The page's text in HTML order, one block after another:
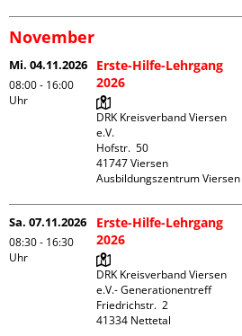
November
Mi. 04.11.2026
08:00 - 16:00
Uhr
Erste-Hilfe-Lehrgang
2026
DRK Kreisverband Viersen
e.V.
Hofstr.  50
41747 Viersen
Ausbildungszentrum Viersen
Sa. 07.11.2026
08:30 - 16:30
Uhr
Erste-Hilfe-Lehrgang
2026
DRK Kreisverband Viersen
e.V.- Generationentreff
Friedrichstr.  2